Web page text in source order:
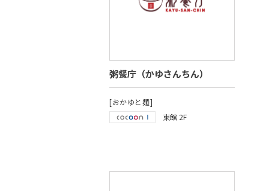
粥餐庁（かゆさんちん）
[おかゆと麺]
東館 2F